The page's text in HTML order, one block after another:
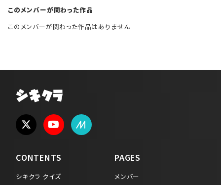
このメンバーが関わった作品
このメンバーが関わった作品はありません
シキクラ
CONTENTS
シキクラ クイズ
PAGES
メンバー